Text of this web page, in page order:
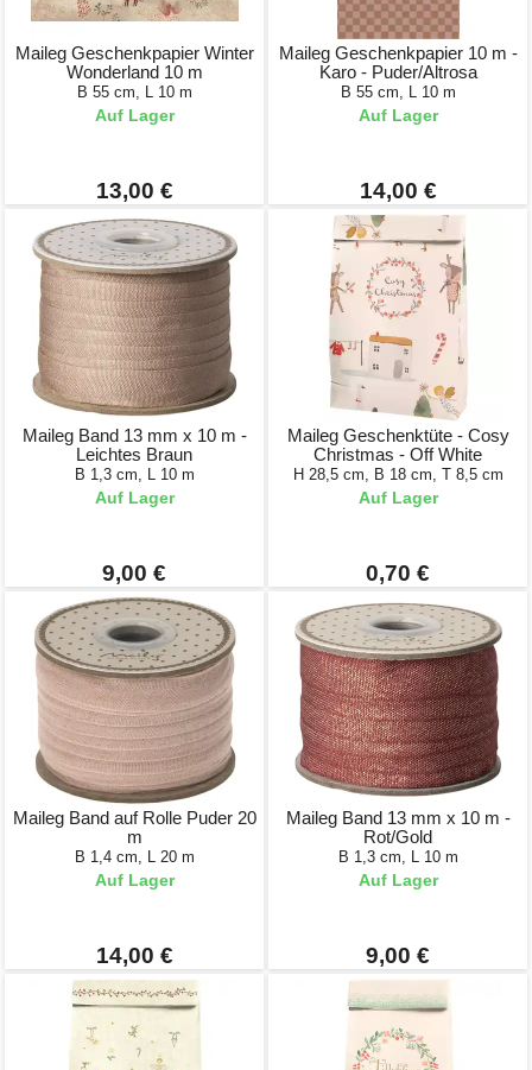
Maileg Geschenkpapier Winter
Wonderland 10 m
B 55 cm, L 10 m
Auf Lager
13,00 €
Maileg Geschenkpapier 10 m -
Karo - Puder/Altrosa
B 55 cm, L 10 m
Auf Lager
14,00 €
Maileg Band 13 mm x 10 m -
Leichtes Braun
B 1,3 cm, L 10 m
Auf Lager
9,00 €
Maileg Geschenktüte - Cosy
Christmas - Off White
H 28,5 cm, B 18 cm, T 8,5 cm
Auf Lager
0,70 €
Maileg Band auf Rolle Puder 20
m
B 1,4 cm, L 20 m
Auf Lager
14,00 €
Maileg Band 13 mm x 10 m -
Rot/Gold
B 1,3 cm, L 10 m
Auf Lager
9,00 €